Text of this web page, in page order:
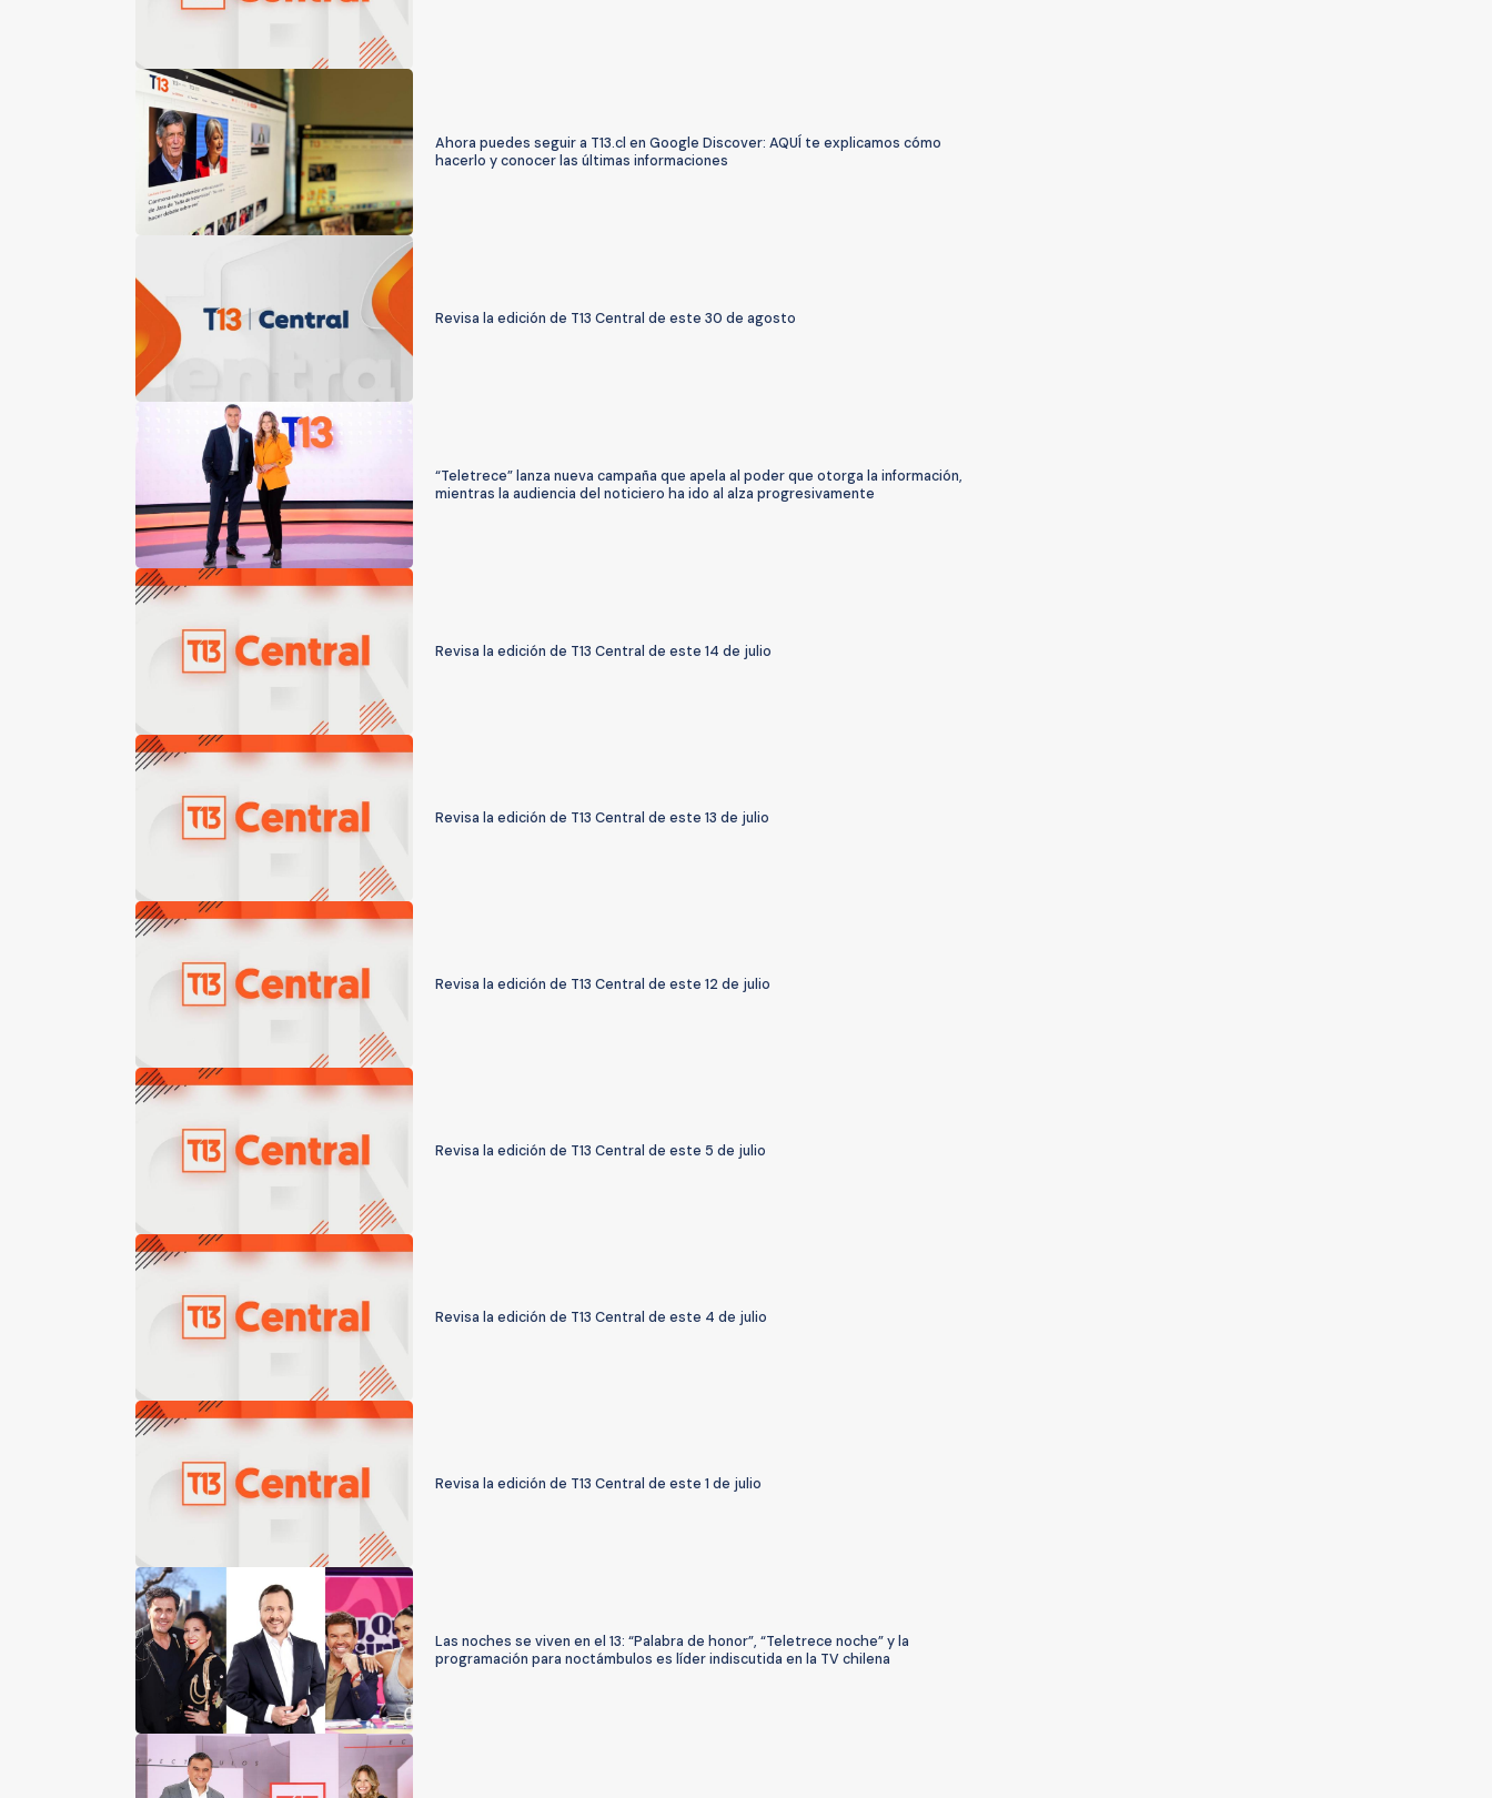
Ahora puedes seguir a T13.cl en Google Discover: AQUÍ te explicamos cómo
hacerlo y conocer las últimas informaciones
Revisa la edición de T13 Central de este 30 de agosto
“Teletrece” lanza nueva campaña que apela al poder que otorga la información,
mientras la audiencia del noticiero ha ido al alza progresivamente
Revisa la edición de T13 Central de este 14 de julio
Revisa la edición de T13 Central de este 13 de julio
Revisa la edición de T13 Central de este 12 de julio
Revisa la edición de T13 Central de este 5 de julio
Revisa la edición de T13 Central de este 4 de julio
Revisa la edición de T13 Central de este 1 de julio
Las noches se viven en el 13: “Palabra de honor”, “Teletrece noche” y la
programación para noctámbulos es líder indiscutida en la TV chilena